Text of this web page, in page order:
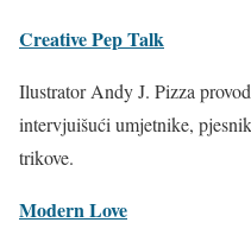
Creative Pep Talk
Ilustrator Andy J. Pizza
intervjuišući umjetnike,
trikove.
Modern Love